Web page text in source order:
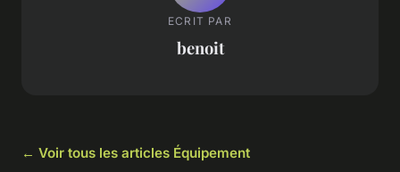
ECRIT PAR
benoit
← Voir tous les articles Équipement